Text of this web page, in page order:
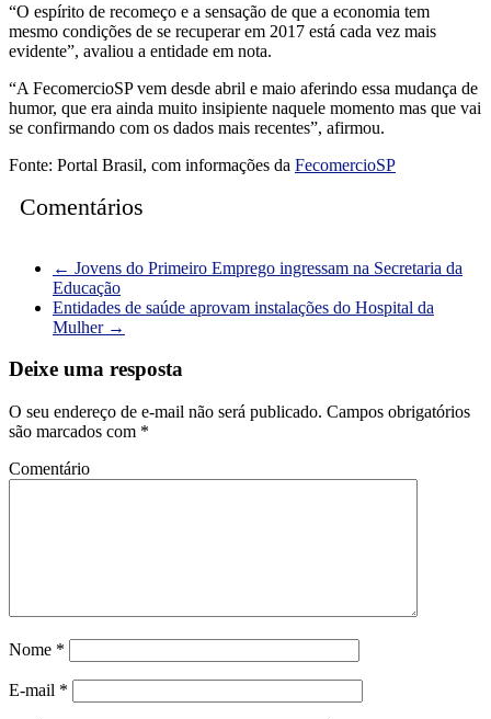
“O espírito de recomeço e a sensação de que a economia tem
mesmo condições de se recuperar em 2017 está cada vez mais
evidente”, avaliou a entidade em nota.
“A FecomercioSP vem desde abril e maio aferindo essa mudança de
humor, que era ainda muito insipiente naquele momento mas que vai
se confirmando com os dados mais recentes”, afirmou.
Fonte: Portal Brasil, com informações da FecomercioSP
Comentários
← Jovens do Primeiro Emprego ingressam na Secretaria da
Educação
Entidades de saúde aprovam instalações do Hospital da
Mulher →
Deixe uma resposta
O seu endereço de e-mail não será publicado. Campos obrigatórios
são marcados com *
Comentário
Nome *
E-mail *